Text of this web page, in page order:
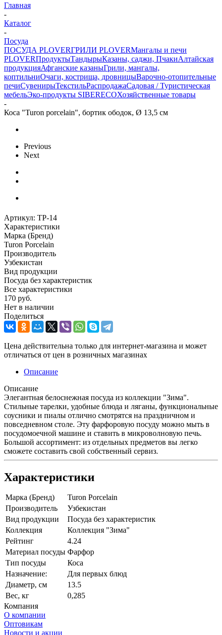
Главная
-
Каталог
-
Посуда
ПОСУДА PLOVERГРИЛИ PLOVERМангалы и печи
PLOVERПродуктыТандырыКазаны, саджи, ПчакиАлтайская
продукцияАфганские казаныГрили, мангалы,
коптильниОчаги, кострища, дровницыВарочно-отопительные
печиСувенирыТекстильРаспродажаСадовая / Туристическая
мебельЭко-продукты SIBERECOХозяйственные товары
-
Коса "Turon porcelain", бортик ободок, Ø 13,5 см
Previous
Next
Артикул: TP-14
Характеристики
Марка (Бренд)
Turon Porcelain
Производитель
Узбекистан
Вид продукции
Посуда без характеристик
Все характеристики
170 руб.
Нет в наличии
Поделиться
Цена действительна только для интернет-магазина и может
отличаться от цен в розничных магазинах
Описание
Описание
Элегантная белоснежная посуда из коллекции "Зима".
Стильные тарелки, удобные блюда и ляганы, функциональные
соусники и пиалы отлично смотрятся на праздничном и
повседневном столе. Эту фарфоровую посуду можно мыть в
посудомоечной машине и ставить в микроволновую печь.
Большой ассортимент: из отдельных предметов вы легко
сможете составить свой собственный сервиз.
Характеристики
Марка (Бренд)
Turon Porcelain
Производитель
Узбекистан
Вид продукции
Посуда без характеристик
Коллекция
Коллекция "Зима"
Рейтинг
4.24
Материал посуды Фарфор
Тип посуды
Коса
Назначение:
Для первых блюд
Диаметр, см
13.5
Вес, кг
0,285
Компания
О компании
Оптовикам
Новости и акции